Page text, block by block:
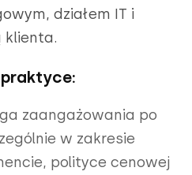
działem IT i
klienta.
zaangażowania po
w zakresie
polityce cenowej